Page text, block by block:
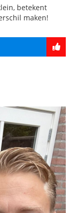
betekent
maken!